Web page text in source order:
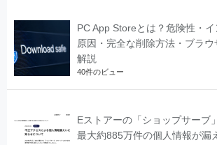
PC App Storeとは？危険性・
原因・完全な削除方法・ブラ
解説
40件のビュー
Eストアーの「ショップサーブ
最大約885万件の個人情報が漏